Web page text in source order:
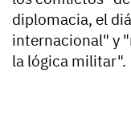
diplomacia, el
internacional" y
la lógica militar".